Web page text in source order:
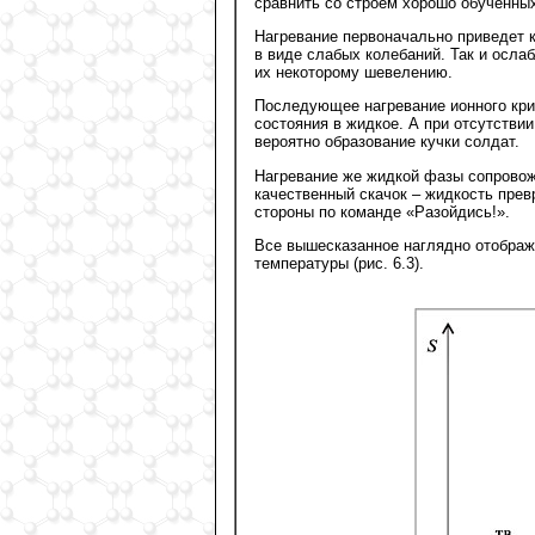
Нагревание первоначально
в виде слабых колебаний. Так и
их некоторому шевелению.
Последующее нагревание ионного
состояния в жидкое. А при
вероятно образование кучки солдат.
Нагревание же жидкой фазы
качественный скачок – жидкость
стороны по команде «Разойдись!».
Все вышесказанное наглядно
температуры (рис. 6.3).